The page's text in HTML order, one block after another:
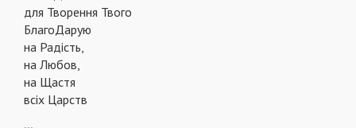
для Творення Твого
БлагоДарую
на Радість,
на Любов,
на Щастя
всіх Царств